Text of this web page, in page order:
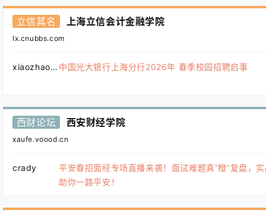
立信其名 上海立信会计金融学院
lx.cnubbs.com
xiaozhao123 中国光大银行上海分行2026年 春季校园招聘启事
西财论坛 西安财经学院
xaufe.voood.cn
crady
平安春招面经专场直播来袭！面试难题真“橙”复盘，
助你一路平安！